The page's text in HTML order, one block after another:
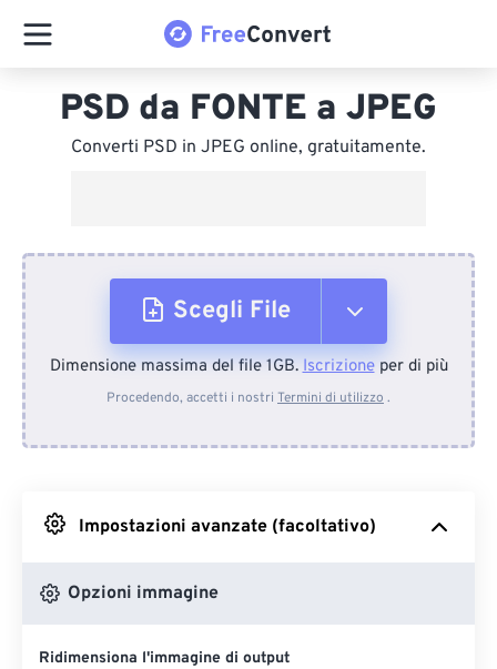
PSD da FONTE a JPEG
Converti PSD in JPEG online, gratuitamente.
Scegli File
Dal dispositivo
Da Google Drive
Dimensione massima del file 1GB.Iscrizioneper di più
Procedendo, accetti i nostri Termini di utilizzo .
Impostazioni avanzate (facoltativo)
Opzioni immagine
Ridimensiona l'immagine di output